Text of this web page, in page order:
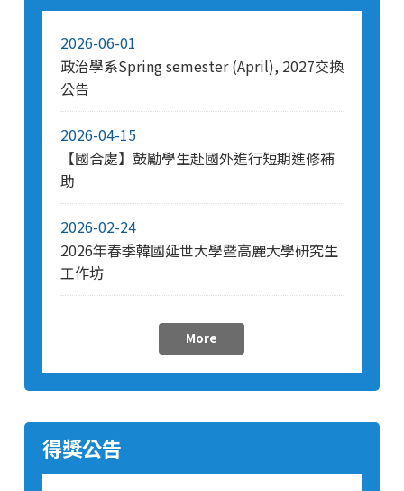
2026-06-01
政治學系Spring semester (April), 2027交換
公告
2026-04-15
【國合處】鼓勵學生赴國外進行短期進修補
助
2026-02-24
2026年春季韓國延世大學暨高麗大學研究生
工作坊
More
得獎公告